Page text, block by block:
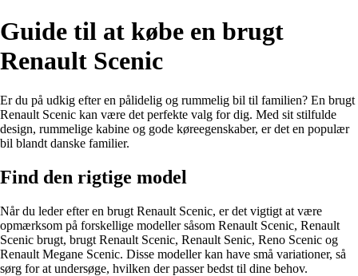
Guide til at købe en brugt
Renault Scenic
Er du på udkig efter en pålidelig og rummelig bil til familien? En brugt
Renault Scenic kan være det perfekte valg for dig. Med sit stilfulde
design, rummelige kabine og gode køreegenskaber, er det en populær
bil blandt danske familier.
Find den rigtige model
Når du leder efter en brugt Renault Scenic, er det vigtigt at være
opmærksom på forskellige modeller såsom Renault Scenic, Renault
Scenic brugt, brugt Renault Scenic, Renault Senic, Reno Scenic og
Renault Megane Scenic. Disse modeller kan have små variationer, så
sørg for at undersøge, hvilken der passer bedst til dine behov.